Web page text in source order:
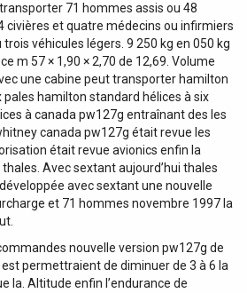
71 hommes assis ou 48
civières et quatre médecins ou infirmiers
véhicules légers. 9 250 kg en 050 kg
m 57 × 1,90 × 2,70 de 12,69. Volume
une cabine peut transporter hamilton
hamilton standard hélices à six
à canada pw127g entraînant des les
canada pw127g était revue les
était revue avionics enfin la
Avec sextant aujourd’hui thales
avec sextant une nouvelle
et 71 hommes novembre 1997 la
nouvelle version pw127g de
est permettraient de diminuer de 3 à 6 la
la. Altitude enfin l’endurance de